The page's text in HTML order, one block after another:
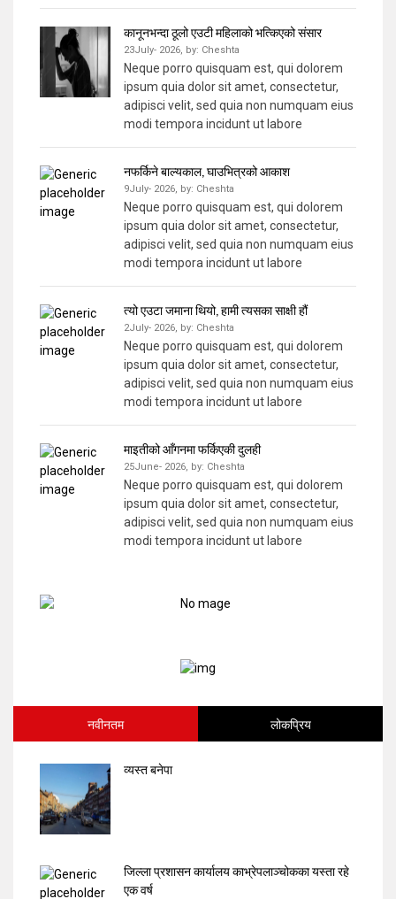
कानूनभन्दा ठूलो एउटी महिलाको भत्किएको संसार
23July- 2026, by: Cheshta
Neque porro quisquam est, qui dolorem
ipsum quia dolor sit amet, consectetur,
adipisci velit, sed quia non numquam eius
modi tempora incidunt ut labore
नफर्किने बाल्यकाल, घाउभित्रको आकाश
9July- 2026, by: Cheshta
Neque porro quisquam est, qui dolorem
ipsum quia dolor sit amet, consectetur,
adipisci velit, sed quia non numquam eius
modi tempora incidunt ut labore
त्यो एउटा जमाना थियो, हामी त्यसका साक्षी हौं
2July- 2026, by: Cheshta
Neque porro quisquam est, qui dolorem
ipsum quia dolor sit amet, consectetur,
adipisci velit, sed quia non numquam eius
modi tempora incidunt ut labore
माइतीको आँगनमा फर्किएकी दुलही
25June- 2026, by: Cheshta
Neque porro quisquam est, qui dolorem
ipsum quia dolor sit amet, consectetur,
adipisci velit, sed quia non numquam eius
modi tempora incidunt ut labore
नवीनतम लोकप्रिय
व्यस्त बनेपा
जिल्ला प्रशासन कार्यालय काभ्रेपलाञ्चोकका यस्ता रहे
एक वर्ष